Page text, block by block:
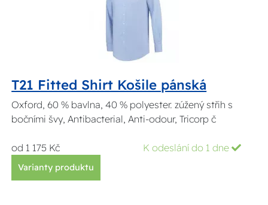
T21 Fitted Shirt Košile pánská
Oxford, 60 % bavlna, 40 % polyester. zúžený střih s
bočními švy, Antibacterial, Anti-odour, Tricorp č
od 1 175 Kč K odeslání do 1 dne
Varianty produktu